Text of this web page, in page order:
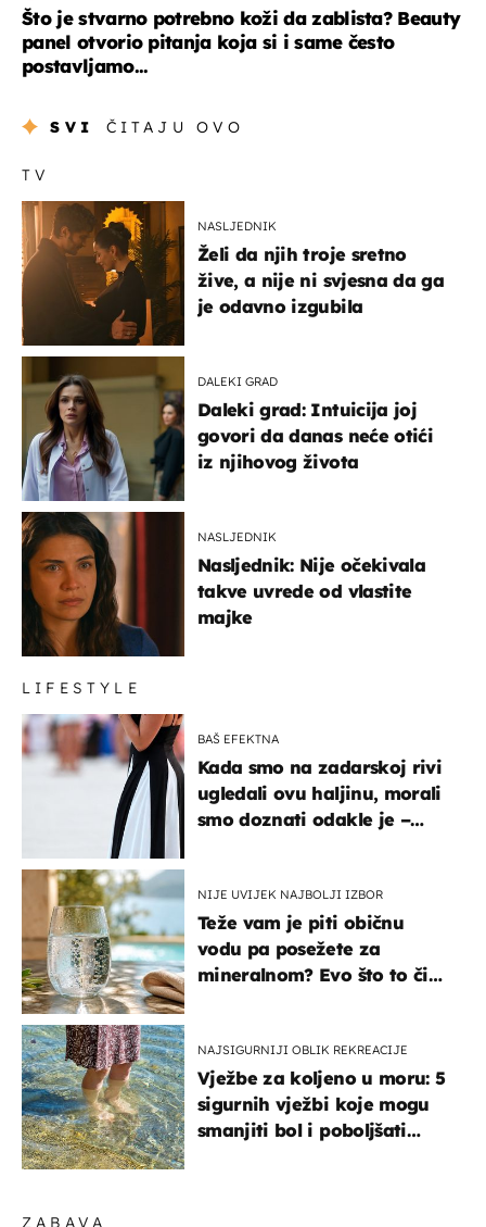
Što je stvarno potrebno koži da zablista? Beauty
panel otvorio pitanja koja si i same često
postavljamo...
SVI ČITAJU OVO
ZABAVA
TV
NASLJEDNIK
Želi da njih troje sretno
žive, a nije ni svjesna da ga
je odavno izgubila
DALEKI GRAD
Daleki grad: Intuicija joj
govori da danas neće otići
iz njihovog života
NASLJEDNIK
Nasljednik: Nije očekivala
takve uvrede od vlastite
majke
LIFESTYLE
BAŠ EFEKTNA
Kada smo na zadarskoj rivi
ugledali ovu haljinu, morali
smo doznati odakle je –
NIJE UVIJEK NAJBOLJI IZBOR
Teže vam je piti običnu
vodu pa posežete za
mineralnom? Evo što to čini
NAJSIGURNIJI OBLIK REKREACIJE
Vježbe za koljeno u moru: 5
sigurnih vježbi koje mogu
smanjiti bol i poboljšati